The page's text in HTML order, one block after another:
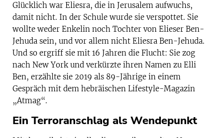
Glücklich war Eliesra, die in Jerusalem aufwuchs,
damit nicht. In der Schule wurde sie verspottet. Sie
wollte weder Enkelin noch Tochter von Elieser Ben-
Jehuda sein, und vor allem nicht Eliesra Ben-Jehuda.
Und so ergriff sie mit 16 Jahren die Flucht: Sie zog
nach New York und verkürzte ihren Namen zu Elli
Ben, erzählte sie 2019 als 89-Jährige in einem
Gespräch mit dem hebräischen Lifestyle-Magazin
„Atmag“.
Ein Terroranschlag als Wendepunkt